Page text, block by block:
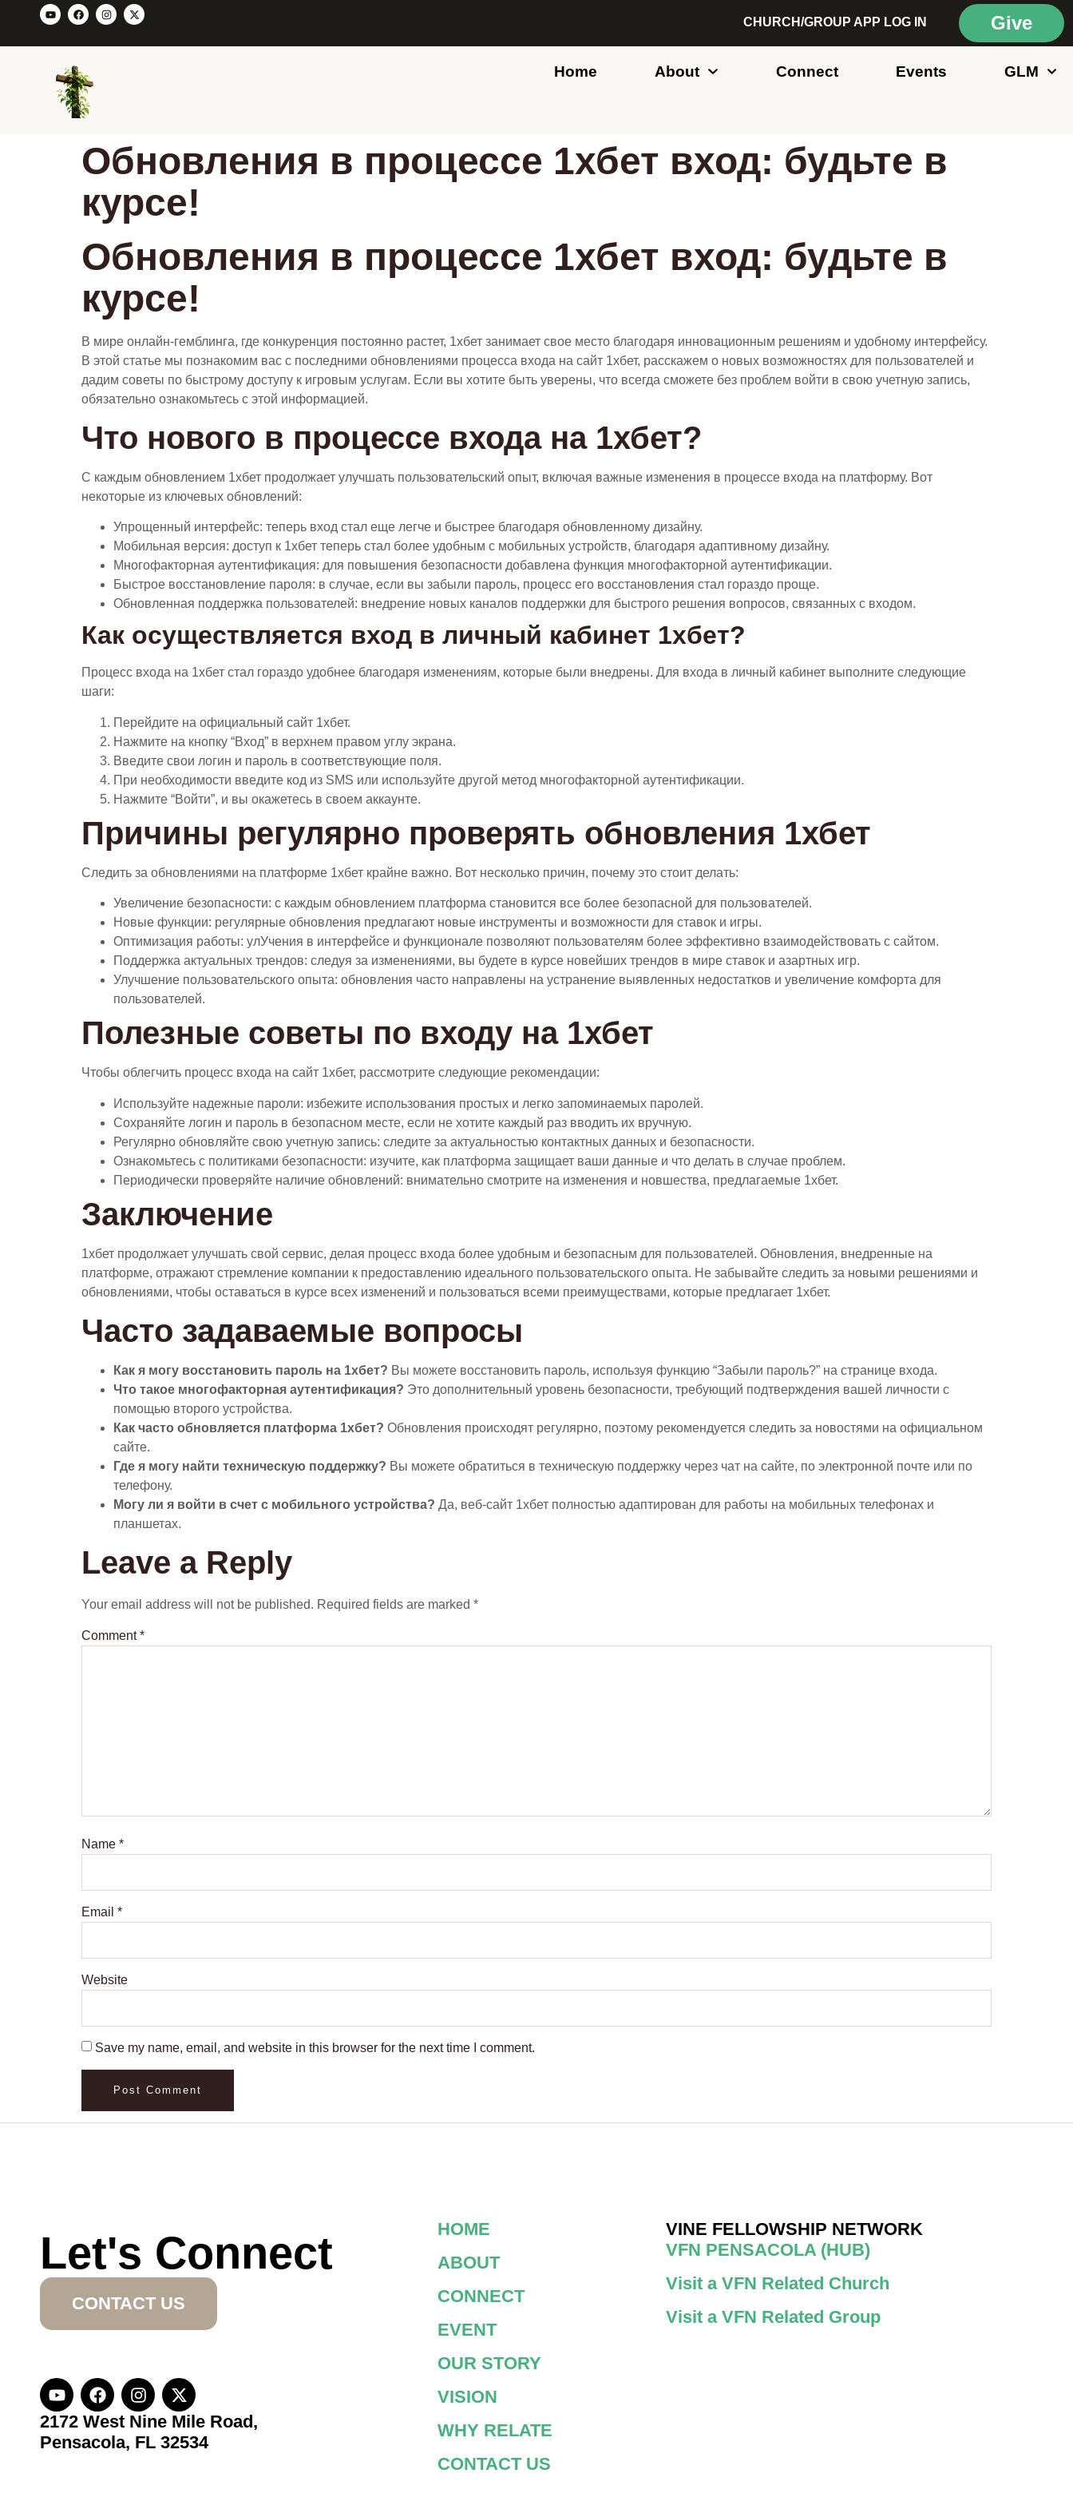
Give
CHURCH/GROUP APP LOG IN
Home About Connect Events GLM
Обновления в процессе 1хбет вход: будьте в
курсе!
Обновления в процессе 1хбет вход: будьте в
курсе!
В мире онлайн-гемблинга, где конкуренция постоянно растет, 1хбет занимает свое место благодаря инновационным решениям и удобному интерфейсу.
В этой статье мы познакомим вас с последними обновлениями процесса входа на сайт 1хбет, расскажем о новых возможностях для пользователей и
дадим советы по быстрому доступу к игровым услугам. Если вы хотите быть уверены, что всегда сможете без проблем войти в свою учетную запись,
обязательно ознакомьтесь с этой информацией.
Что нового в процессе входа на 1хбет?
С каждым обновлением 1хбет продолжает улучшать пользовательский опыт, включая важные изменения в процессе входа на платформу. Вот
некоторые из ключевых обновлений:
Упрощенный интерфейс: теперь вход стал еще легче и быстрее благодаря обновленному дизайну.
Мобильная версия: доступ к 1хбет теперь стал более удобным с мобильных устройств, благодаря адаптивному дизайну.
Многофакторная аутентификация: для повышения безопасности добавлена функция многофакторной аутентификации.
Быстрое восстановление пароля: в случае, если вы забыли пароль, процесс его восстановления стал гораздо проще.
Обновленная поддержка пользователей: внедрение новых каналов поддержки для быстрого решения вопросов, связанных с входом.
Как осуществляется вход в личный кабинет 1хбет?
Процесс входа на 1хбет стал гораздо удобнее благодаря изменениям, которые были внедрены. Для входа в личный кабинет выполните следующие
шаги:
Перейдите на официальный сайт 1хбет.
Нажмите на кнопку “Вход” в верхнем правом углу экрана.
Введите свои логин и пароль в соответствующие поля.
При необходимости введите код из SMS или используйте другой метод многофакторной аутентификации.
Нажмите “Войти”, и вы окажетесь в своем аккаунте.
Причины регулярно проверять обновления 1хбет
Следить за обновлениями на платформе 1хбет крайне важно. Вот несколько причин, почему это стоит делать:
Увеличение безопасности: с каждым обновлением платформа становится все более безопасной для пользователей.
Новые функции: регулярные обновления предлагают новые инструменты и возможности для ставок и игры.
Оптимизация работы: улУчения в интерфейсе и функционале позволяют пользователям более эффективно взаимодействовать с сайтом.
Поддержка актуальных трендов: следуя за изменениями, вы будете в курсе новейших трендов в мире ставок и азартных игр.
Улучшение пользовательского опыта: обновления часто направлены на устранение выявленных недостатков и увеличение комфорта для
пользователей.
Полезные советы по входу на 1хбет
Чтобы облегчить процесс входа на сайт 1хбет, рассмотрите следующие рекомендации:
Используйте надежные пароли: избежите использования простых и легко запоминаемых паролей.
Сохраняйте логин и пароль в безопасном месте, если не хотите каждый раз вводить их вручную.
Регулярно обновляйте свою учетную запись: следите за актуальностью контактных данных и безопасности.
Ознакомьтесь с политиками безопасности: изучите, как платформа защищает ваши данные и что делать в случае проблем.
Периодически проверяйте наличие обновлений: внимательно смотрите на изменения и новшества, предлагаемые 1хбет.
Заключение
1хбет продолжает улучшать свой сервис, делая процесс входа более удобным и безопасным для пользователей. Обновления, внедренные на
платформе, отражают стремление компании к предоставлению идеального пользовательского опыта. Не забывайте следить за новыми решениями и
обновлениями, чтобы оставаться в курсе всех изменений и пользоваться всеми преимуществами, которые предлагает 1хбет.
Часто задаваемые вопросы
Как я могу восстановить пароль на 1хбет? Вы можете восстановить пароль, используя функцию “Забыли пароль?” на странице входа.
Что такое многофакторная аутентификация? Это дополнительный уровень безопасности, требующий подтверждения вашей личности с
помощью второго устройства.
Как часто обновляется платформа 1хбет? Обновления происходят регулярно, поэтому рекомендуется следить за новостями на официальном
сайте.
Где я могу найти техническую поддержку? Вы можете обратиться в техническую поддержку через чат на сайте, по электронной почте или по
телефону.
Могу ли я войти в счет с мобильного устройства? Да, веб-сайт 1хбет полностью адаптирован для работы на мобильных телефонах и
планшетах.
Leave a Reply
Your email address will not be published. Required fields are marked *
Comment*
Name *
Email *
Website
Save my name, email, and website in this browser for the next time I comment.
Let's Connect
CONTACT US
2172 West Nine Mile Road,
Pensacola, FL 32534
HOME
ABOUT
CONNECT
EVENT
OUR STORY
VISION
WHY RELATE
CONTACT US
VINE FELLOWSHIP NETWORK
VFN PENSACOLA (HUB)
Visit a VFN Related Church
Visit a VFN Related Group